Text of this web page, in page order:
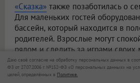
«Сказка» также позаботилась о
Для маленьких гостей
бассейн, который находится в
родителей. Взрослые могут
рядом и следить за играми своих
Даю своё согласие на обработку персональных данных в
ФЗ от 27.07.2006 г. №152-ФЗ «О персональных данных» на
целей, определённых в Политике.